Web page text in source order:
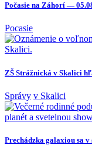
Počasie na Záhorí —
Pocasie
ZŠ Strážnická v Skalici
Správy v Skalici
Prechádzka galaxiou sa